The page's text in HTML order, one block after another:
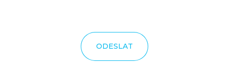
ODESLAT